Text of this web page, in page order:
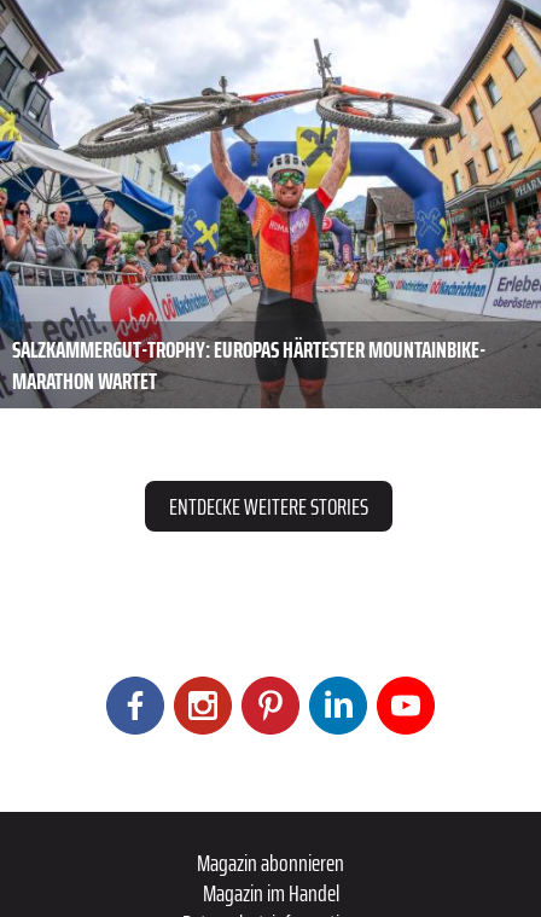
SALZKAMMERGUT-TROPHY: EUROPAS HÄRTESTER MOUNTAINBIKE-
MARATHON WARTET
ENTDECKE WEITERE STORIES
Magazin abonnieren
Magazin im Handel